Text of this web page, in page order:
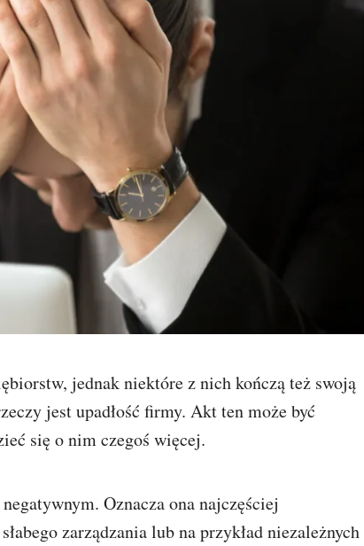
jednak niektóre z nich kończą też swoją
jest upadłość firmy. Akt ten może być
się o nim czegoś więcej.
Oznacza ona najczęściej
zarządzania lub na przykład niezależnych